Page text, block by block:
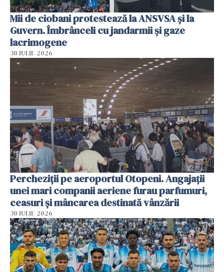
Mii de ciobani protestează la ANSVSA și la
Guvern. Îmbrânceli cu jandarmii și gaze
lacrimogene
30 IULIE 2026
Percheziții pe aeroportul Otopeni. Angajații
unei mari companii aeriene furau parfumuri,
ceasuri și mâncarea destinată vânzării
30 IULIE 2026